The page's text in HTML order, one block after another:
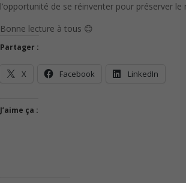
l’opportunité de se réinventer pour préserver le
Bonne lecture à tous 😊
Partager :
X Facebook LinkedIn
J’aime ça :